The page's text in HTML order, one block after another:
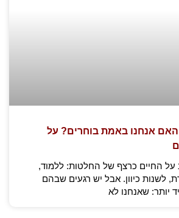
אנחנו באמת בוחרים? על
על החיים כרצף של החלטות: ללמוד,
לשנות כיוון. אבל יש רגעים שבהם
יותר: שאנחנו לא